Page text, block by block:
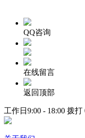
QQ咨询
在线留言
返回顶部
工作日9:00 - 18:00 拨打